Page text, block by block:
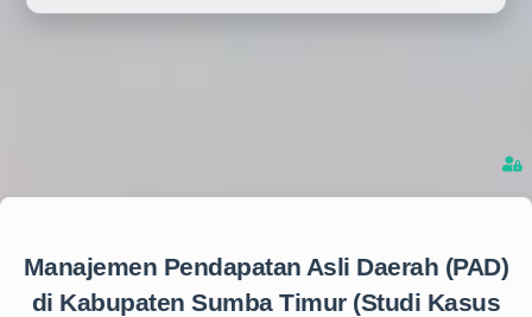
Manajemen Pendapatan Asli Daerah (PAD)
di Kabupaten Sumba Timur (Studi Kasus